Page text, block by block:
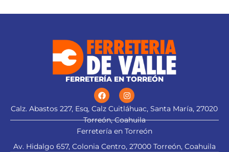
esmeriladora" title="Aplica a
FERRETERÍA EN TORREÓN
Calz. Abastos 227, Esq, Calz Cuitláhuac, Santa María, 27020
Torreón, Coahuila
Ferretería en Torreón
Av. Hidalgo 657, Colonia Centro, 27000 Torreón, Coahuila